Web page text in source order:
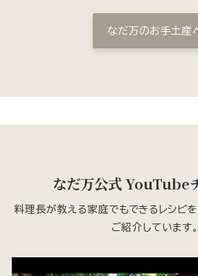
なだ万のお手土産
なだ万公式 YouTube
料理長が教える家庭でもできるレシピ
ご紹介しています。